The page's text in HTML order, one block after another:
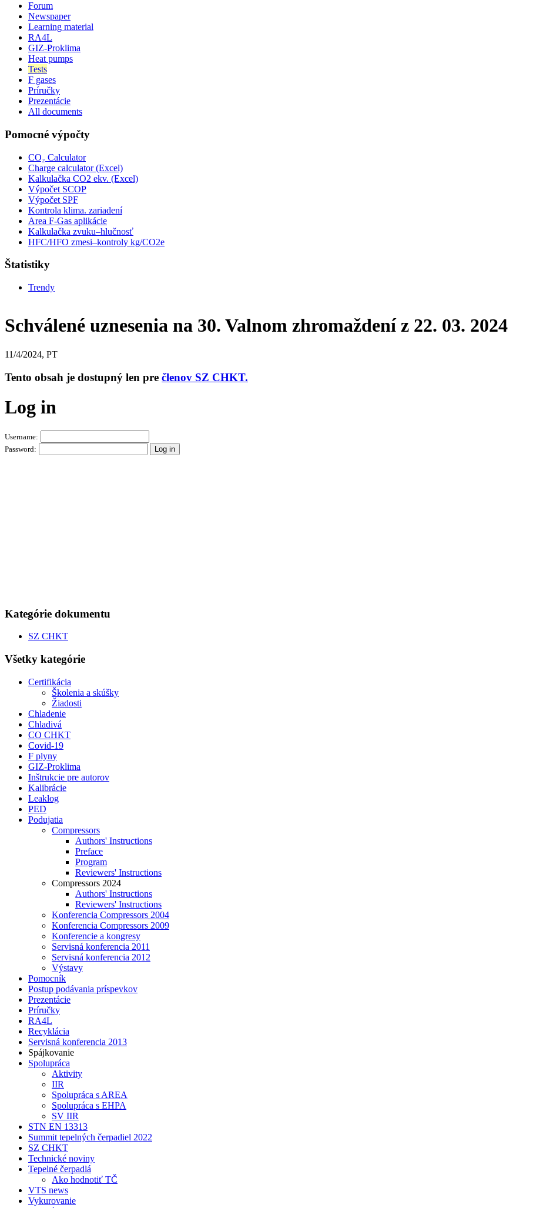
Forum
Newspaper
Learning material
RA4L
GIZ-Proklima
Heat pumps
Tests
F gases
Príručky
Prezentácie
All documents
Pomocné výpočty
CO₂ Calculator
Charge calculator (Excel)
Kalkulačka CO2 ekv. (Excel)
Výpočet SCOP
Výpočet SPF
Kontrola klima. zariadení
Area F-Gas aplikácie
Kalkulačka zvuku–hlučnosť
HFC/HFO zmesi–kontroly kg/CO2e
Štatistiky
Trendy
Schválené uznesenia na 30. Valnom zhromaždení z 22. 03. 2024
11/4/2024, PT
Tento obsah je dostupný len pre členov SZ CHKT.
Log in
Username:
Password:
Kategórie dokumentu
SZ CHKT
Všetky kategórie
Certifikácia
Školenia a skúšky
Žiadosti
Chladenie
Chladivá
CO CHKT
Covid-19
F plyny
GIZ-Proklima
Inštrukcie pre autorov
Kalibrácie
Leaklog
PED
Podujatia
Compressors
Authors' Instructions
Preface
Program
Reviewers' Instructions
Compressors 2024
Authors' Instructions
Reviewers' Instructions
Konferencia Compressors 2004
Konferencia Compressors 2009
Konferencie a kongresy
Servisná konferencia 2011
Servisná konferencia 2012
Výstavy
Pomocník
Postup podávania príspevkov
Prezentácie
Príručky
RA4L
Recyklácia
Servisná konferencia 2013
Spájkovanie
Spolupráca
Aktivity
IIR
Spolupráca s AREA
Spolupráca s EHPA
SV IIR
STN EN 13313
Summit tepelných čerpadiel 2022
SZ CHKT
Technické noviny
Tepelné čerpadlá
Ako hodnotiť TČ
VTS news
Vykurovanie